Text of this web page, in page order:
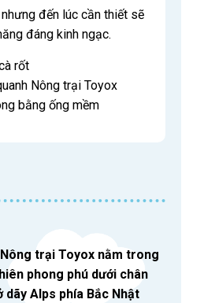
đến lúc cần thiết sẽ
đáng kinh ngạc.
rốt
Nông trại Toyox
bằng ống mềm
trại Toyox nằm trong
phong phú dưới chân
dãy Alps phía Bắc Nhật